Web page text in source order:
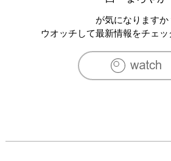
が気になりますか
ウオッチして最新情報をチェッ